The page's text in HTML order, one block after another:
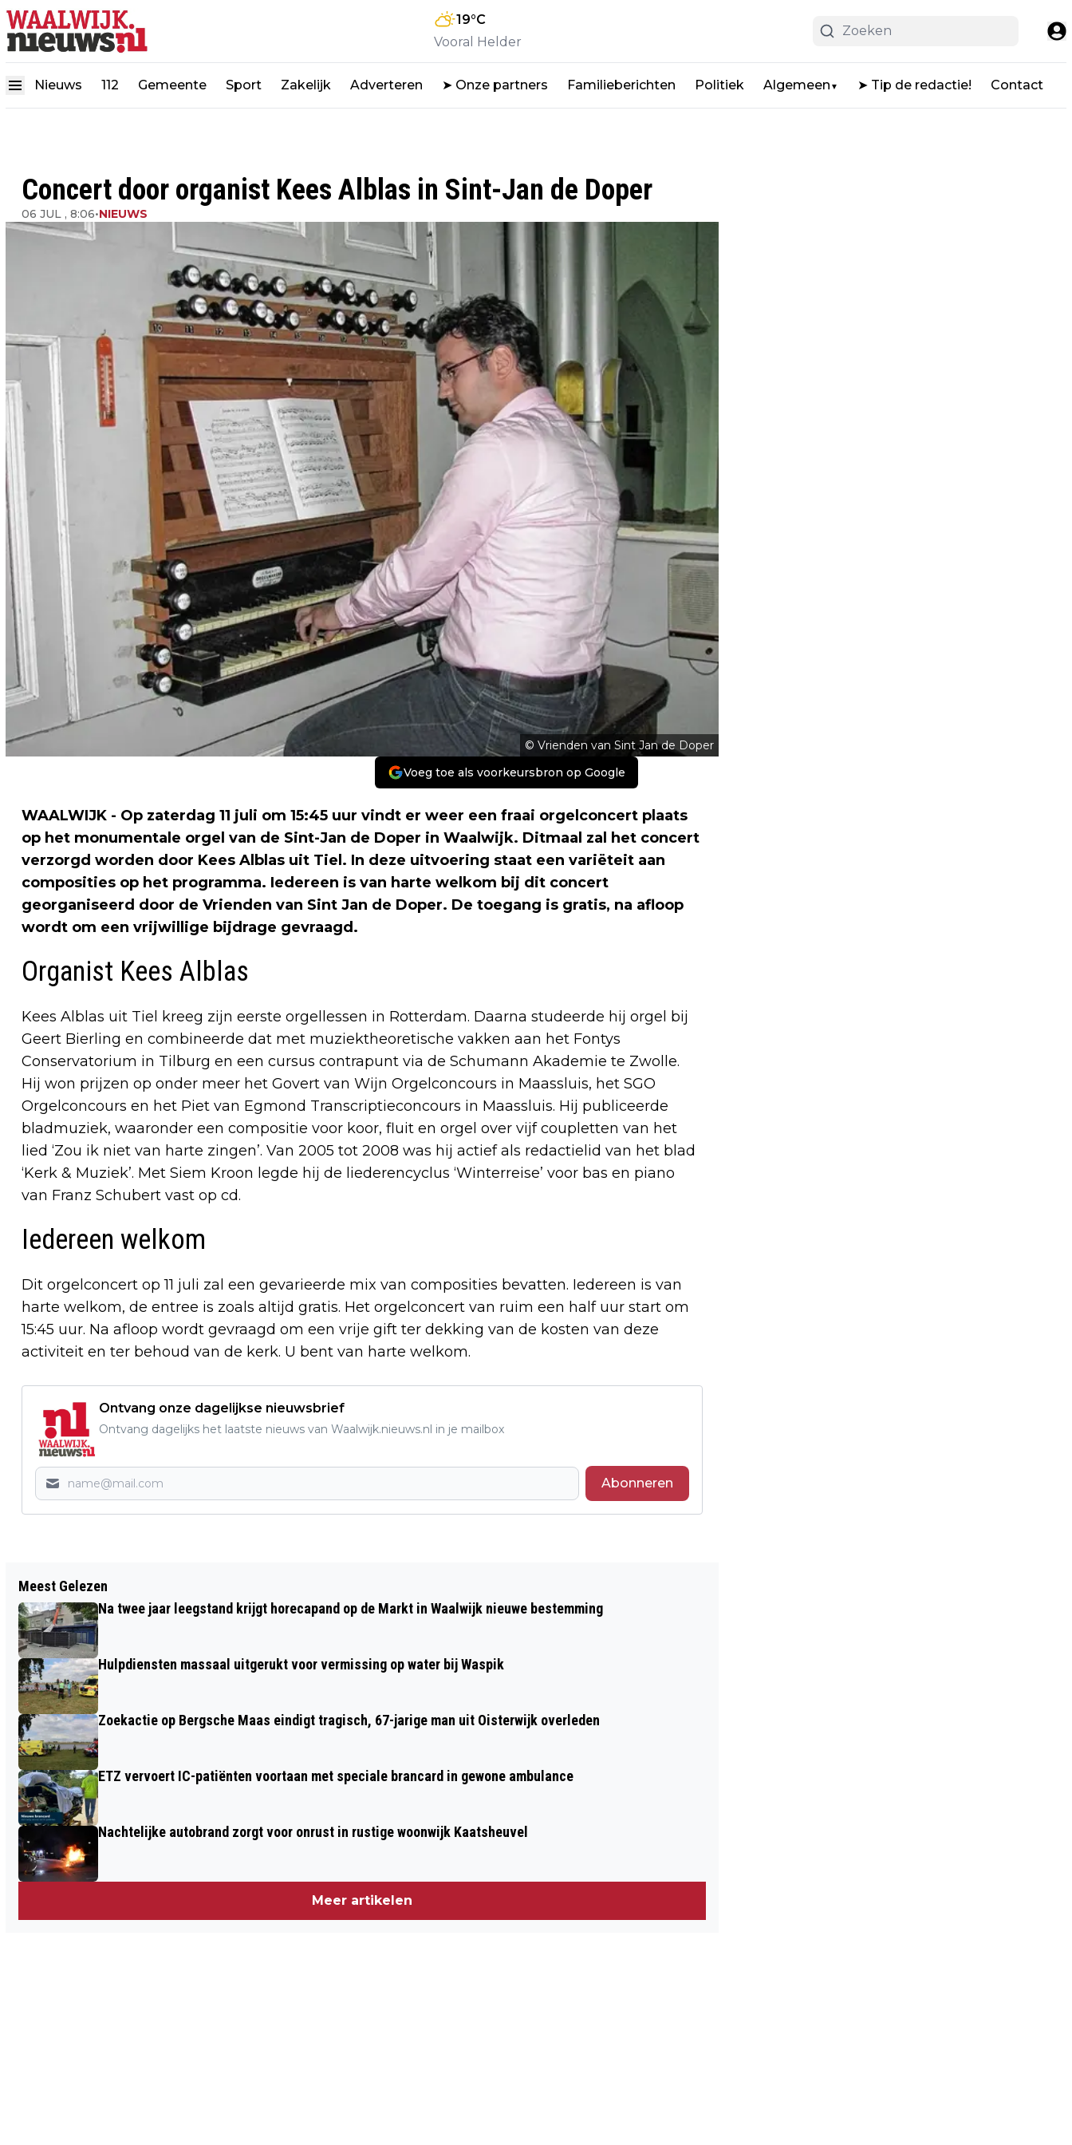
19°C
Vooral Helder
Nieuws 112 Gemeente Sport Zakelijk Adverteren ➤ Onze partners Familieberichten Politiek Algemeen ▼ ➤ Tip de redactie! Contact
Concert door organist Kees Alblas in Sint-Jan de Doper
06 JUL , 8:06•NIEUWS
© Vrienden van Sint Jan de Doper
Voeg toe als voorkeursbron op Google
WAALWIJK - Op zaterdag 11 juli om 15:45 uur vindt er weer een fraai orgelconcert plaats
op het monumentale orgel van de Sint-Jan de Doper in Waalwijk. Ditmaal zal het concert
verzorgd worden door Kees Alblas uit Tiel. In deze uitvoering staat een variëteit aan
composities op het programma. Iedereen is van harte welkom bij dit concert
georganiseerd door de Vrienden van Sint Jan de Doper. De toegang is gratis, na afloop
wordt om een vrijwillige bijdrage gevraagd.
Organist Kees Alblas
Kees Alblas uit Tiel kreeg zijn eerste orgellessen in Rotterdam. Daarna studeerde hij orgel bij
Geert Bierling en combineerde dat met muziektheoretische vakken aan het Fontys
Conservatorium in Tilburg en een cursus contrapunt via de Schumann Akademie te Zwolle.
Hij won prijzen op onder meer het Govert van Wijn Orgelconcours in Maassluis, het SGO
Orgelconcours en het Piet van Egmond Transcriptieconcours in Maassluis. Hij publiceerde
bladmuziek, waaronder een compositie voor koor, fluit en orgel over vijf coupletten van het
lied ‘Zou ik niet van harte zingen’. Van 2005 tot 2008 was hij actief als redactielid van het blad
‘Kerk & Muziek’. Met Siem Kroon legde hij de liederencyclus ‘Winterreise’ voor bas en piano
van Franz Schubert vast op cd.
Iedereen welkom
Dit orgelconcert op 11 juli zal een gevarieerde mix van composities bevatten. Iedereen is van
harte welkom, de entree is zoals altijd gratis. Het orgelconcert van ruim een half uur start om
15:45 uur. Na afloop wordt gevraagd om een vrije gift ter dekking van de kosten van deze
activiteit en ter behoud van de kerk. U bent van harte welkom.
Ontvang onze dagelijkse nieuwsbrief
Ontvang dagelijks het laatste nieuws van Waalwijk.nieuws.nl in je mailbox
Abonneren
WAALWIJK 9 VAN TPV WAALWIJK
REKENT AF MET IMAGO VAN EEUWIGE
TWEEDE
VOOR ONTMOETING EN PRAKTISCHE
Meest Gelezen
Na twee jaar leegstand krijgt horecapand op de Markt in Waalwijk nieuwe bestemming
Hulpdiensten massaal uitgerukt voor vermissing op water bij Waspik
Zoekactie op Bergsche Maas eindigt tragisch, 67-jarige man uit Oisterwijk overleden
ETZ vervoert IC-patiënten voortaan met speciale brancard in gewone ambulance
Nachtelijke autobrand zorgt voor onrust in rustige woonwijk Kaatsheuvel
Meer artikelen